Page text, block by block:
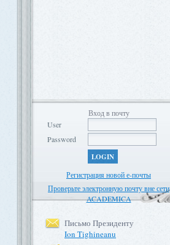
Вход в почту
User
Password
LOGIN
Регистрация новой е-почты
Проверьте электронную почту вне сети
ACADEMICA
Письмо Президенту
Ion Tighineanu